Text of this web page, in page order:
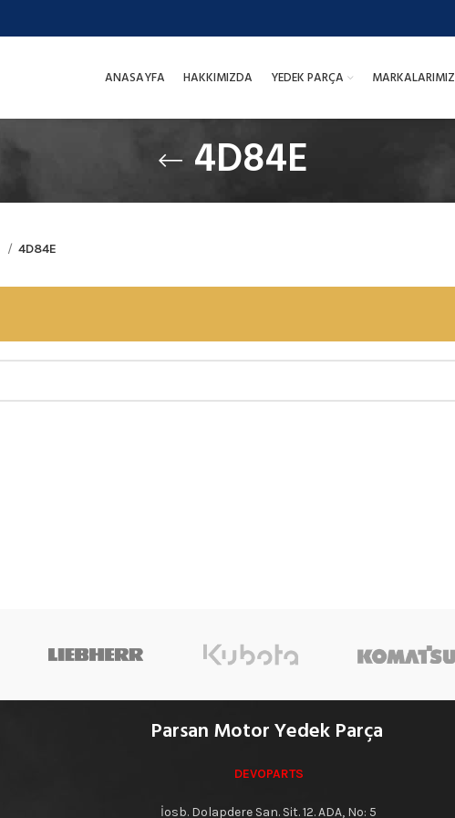
ANASAYFA HAKKIMIZDA YEDEK PARÇA MARKALARIMIZ
4D84E
4D84E
Parsan Motor Yedek Parça
DEVOPARTS
İosb. Dolapdere San. Sit. 12. ADA, No: 5